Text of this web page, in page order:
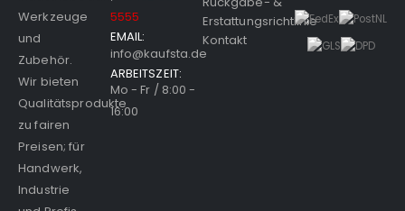
Werkzeuge
und
Zubehör.
Wir bieten
Qualitätsprodukte
zu fairen
Preisen; für
Handwerk,
Industrie
5555
EMAIL:
info@kaufsta.de
ARBEITSZEIT:
Mo - Fr / 8:00 -
16:00
Erstattungsrichtlinie
Kontakt